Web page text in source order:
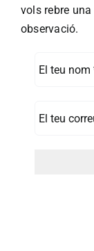
vols rebre
observació.